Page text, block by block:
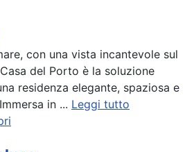
con una vista incantevole sul
del Porto è la soluzione
residenza elegante, spaziosa e
in ... Leggi tutto